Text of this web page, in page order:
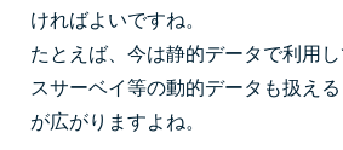
ければよいですね。
たとえば、今は静的データで利用
スサーベイ等の動的データも扱え
が広がりますよね。